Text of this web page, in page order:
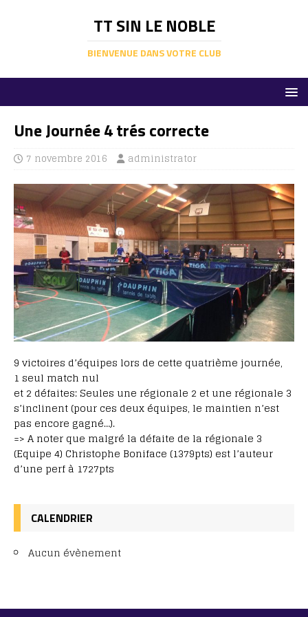
TT SIN LE NOBLE
BIENVENUE DANS VOTRE CLUB
Une Journée 4 trés correcte
7 novembre 2016 administrator
9 victoires d’équipes lors de cette quatrième journée,
1 seul match nul
et 2 défaites: Seules une régionale 2 et une régionale 3
s’inclinent (pour ces deux équipes, le maintien n’est
pas encore gagné…).
=> A noter que malgré la défaite de la régionale 3
(Equipe 4) Christophe Boniface (1379pts) est l’auteur
d’une perf à 1727pts
CALENDRIER
Aucun évènement